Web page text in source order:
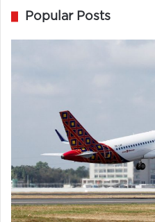
Popular Posts